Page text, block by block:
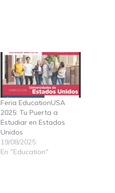
Feria EducationUSA
2025: Tu Puerta a
Estudiar en Estados
Unidos
19/08/2025
En "Education"